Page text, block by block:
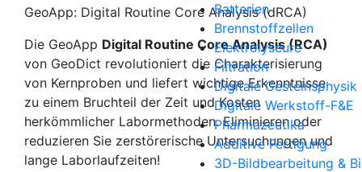
Batterien
Brennstoffzellen
Elektrolyseure
Filtration
Digitale
Digitale Werkstoff-F&E
Pharmazeutika
Additive Fertigung
3D-Bildbearbeitung &
GeoApp: Digital Routine Core Analysis(dRCA)
Die GeoApp Digital Routine Core Analysis(RCA)
von GeoDict revolutioniert die Charakterisierung
von Kernproben und liefert wichtige Erkenntnisse
zu einem Bruchteil der Zeit und Kosten
herkömmlicher Labormethoden. Eliminieren oder
reduzieren Sie zerstörerische Untersuchungen und
lange Laborlaufzeiten!